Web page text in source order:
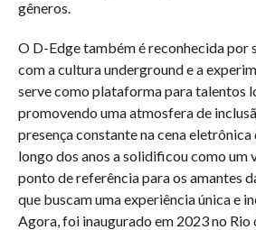
gêneros.
O D-Edge também é reconhecida por
com a cultura underground e a
serve como plataforma para talentos
promovendo uma atmosfera de
presença constante na cena eletrônica
longo dos anos a solidificou como um
ponto de referência para os amantes
que buscam uma experiência única e
Agora, foi inaugurado em 2023 no Rio